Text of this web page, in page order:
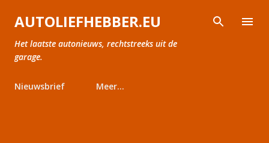
Doorgaan naar hoofdcontent
AUTOLIEFHEBBER.EU
Het laatste autonieuws, rechtstreeks uit de
garage.
Nieuwsbrief Meer…